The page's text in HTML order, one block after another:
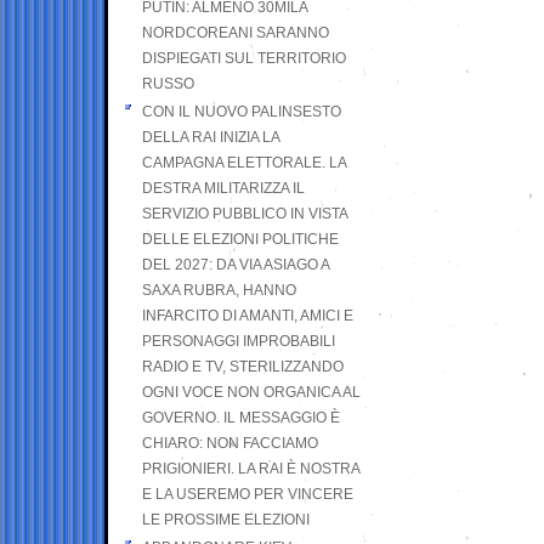
PUTIN: ALMENO 30MILA
NORDCOREANI SARANNO
DISPIEGATI SUL TERRITORIO
RUSSO
CON IL NUOVO PALINSESTO
DELLA RAI INIZIA LA
CAMPAGNA ELETTORALE. LA
DESTRA MILITARIZZA IL
SERVIZIO PUBBLICO IN VISTA
DELLE ELEZIONI POLITICHE
DEL 2027: DA VIA ASIAGO A
SAXA RUBRA, HANNO
INFARCITO DI AMANTI, AMICI E
PERSONAGGI IMPROBABILI
RADIO E TV, STERILIZZANDO
OGNI VOCE NON ORGANICA AL
GOVERNO. IL MESSAGGIO È
CHIARO: NON FACCIAMO
PRIGIONIERI. LA RAI È NOSTRA
E LA USEREMO PER VINCERE
LE PROSSIME ELEZIONI